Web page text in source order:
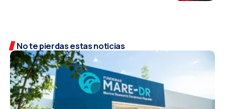
No te pierdas estas noticias